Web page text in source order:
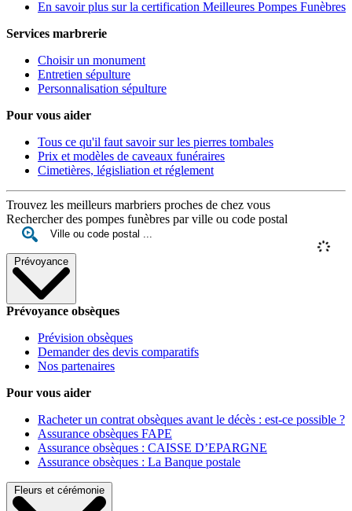
En savoir plus sur la certification Meilleures Pompes Funèbres
Services marbrerie
Choisir un monument
Entretien sépulture
Personnalisation sépulture
Pour vous aider
Tous ce qu'il faut savoir sur les pierres tombales
Prix et modèles de caveaux funéraires
Cimetières, législiation et réglement
Trouvez les meilleurs marbriers proches de chez vous
Rechercher des pompes funèbres par ville ou code postal
Prévoyance
Prévoyance obsèques
Prévision obsèques
Demander des devis comparatifs
Nos partenaires
Pour vous aider
Racheter un contrat obsèques avant le décès : est-ce possible ?
Assurance obsèques FAPE
Assurance obsèques : CAISSE D’EPARGNE
Assurance obsèques : La Banque postale
Fleurs et cérémonie